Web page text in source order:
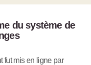
du système de
fut mis en ligne par